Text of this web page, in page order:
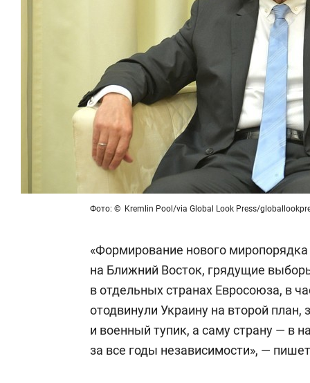
Фото: © Kremlin Pool/via Global Look Press/
«Формирование нового
на Ближний Восток, грядущие
в отдельных странах Евросоюза, в
отодвинули Украину на второй план,
и военный тупик, а саму страну — в
за все годы независимости», —